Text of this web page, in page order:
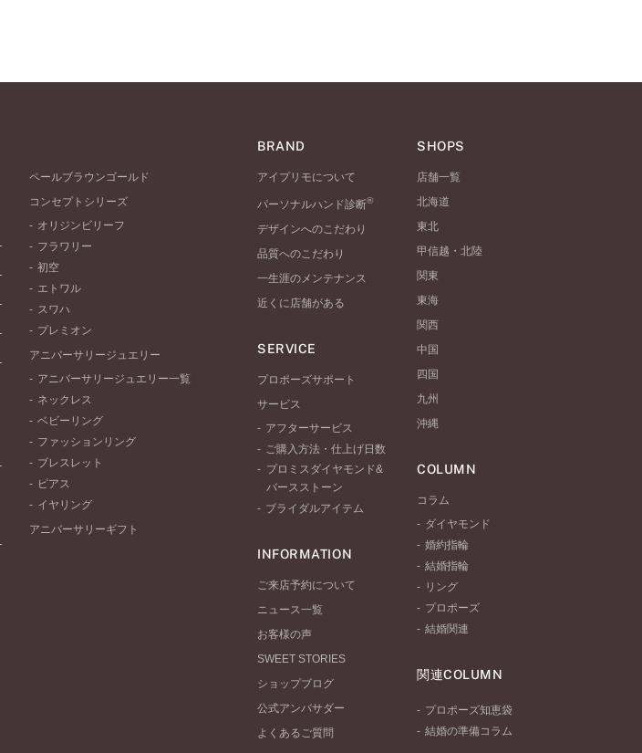
ペールブラウンゴールド
コンセプトシリーズ
オリジンビリーフ
フラワリー
初空
エトワル
スワハ
プレミオン
アニバーサリージュエリー
アニバーサリージュエリー一覧
ネックレス
ベビーリング
ファッションリング
ブレスレット
ピアス
イヤリング
アニバーサリーギフト
BRAND
アイプリモについて
パーソナルハンド診断®
デザインへのこだわり
品質へのこだわり
一生涯のメンテナンス
近くに店舗がある
SERVICE
プロポーズサポート
サービス
アフターサービス
ご購入方法・仕上げ日数
プロミスダイヤモンド&
バースストーン
ブライダルアイテム
INFORMATION
ご来店予約について
ニュース一覧
お客様の声
SWEET STORIES
ショップブログ
公式アンバサダー
よくあるご質問
SHOPS
店舗一覧
北海道
東北
甲信越・北陸
関東
東海
関西
中国
四国
九州
沖縄
COLUMN
コラム
ダイヤモンド
婚約指輪
結婚指輪
リング
プロポーズ
結婚関連
関連COLUMN
プロポーズ知恵袋
結婚の準備コラム